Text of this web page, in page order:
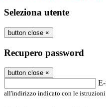
Seleziona utente
button close ×
Recupero password
button close ×
all'indirizzo indicato con le istruzioni